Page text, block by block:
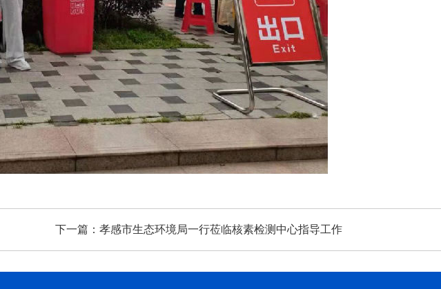
下一篇： 孝感市生态环境局一行莅临核素检测中心指导工作